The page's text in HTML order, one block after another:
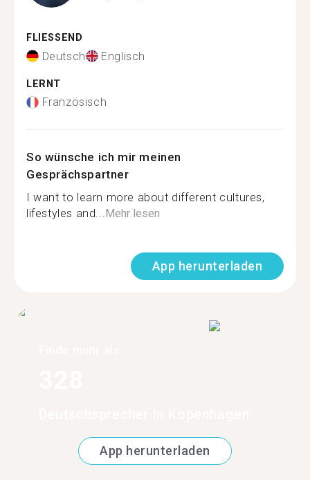
FLIESSEND
Deutsch Englisch
LERNT
Französisch
So wünsche ich mir meinen
Gesprächspartner
I want to learn more about different cultures,
lifestyles and...Mehr lesen
App herunterladen
App herunterladen